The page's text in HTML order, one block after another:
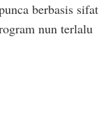
berbasis sifat
nun terlalu